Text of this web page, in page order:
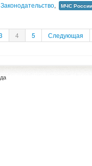
Законодательство, МЧС России
4 5
Следующая